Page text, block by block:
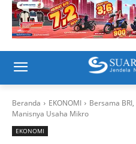
Beranda EKONOMI
Bersama
Manisnya Usaha Mikro
EKONOMI